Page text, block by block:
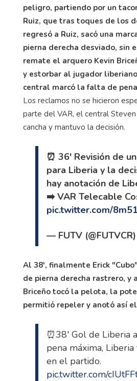
peligro, partiendo por un
Ruiz, que tras toques de los
regresó a Ruiz, sacó una
pierna derecha desviado, sin
remate el arquero Kevin
y estorbar al jugador
central marcó la falta de
Los reclamos no se hicieron
parte del VAR, el central
cancha y mantuvo la decisión.
⏰ 36' Revisión de
para Liberia y la
hay anotación de
➡️ VAR Telecable
pic.twitter.com/
— FUTV
Al 38', finalmente Erick
de pierna derecha rastrero, y
Briceño tocó la pelota, la
permitió repeler y anotó así
⏰38' Gol de Liberia
pena máxima,
en el partido.
pic.twitter.com/